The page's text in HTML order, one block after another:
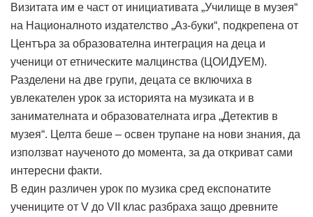
Визитата им е част от инициативата „Училище в музея“
на Националното издателство „Аз-буки“, подкрепена от
Центъра за образователна интеграция на деца и
ученици от етническите малцинства (ЦОИДУЕМ).
Разделени на две групи, децата се включиха в
увлекателен урок за историята на музиката и в
занимателната и образователната игра „Детектив в
музея“. Целта беше – освен трупане на нови знания, да
използват наученото до момента, за да откриват сами
интересни факти.
В един различен урок по музика сред експонатите
учениците от V до VII клас разбраха защо древните